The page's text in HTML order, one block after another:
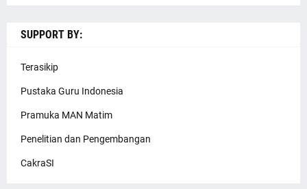
SUPPORT BY:
Terasikip
Pustaka Guru Indonesia
Pramuka MAN Matim
Penelitian dan Pengembangan
CakraSI